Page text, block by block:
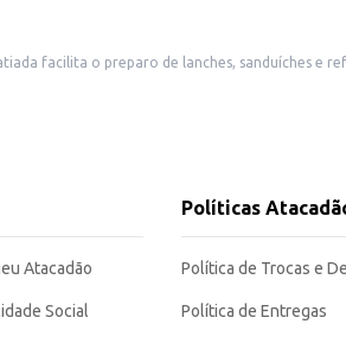
estabelecimentos comerciais até
Atacadão
Social
Políticas
Política de Trocas e
Política de Entregas